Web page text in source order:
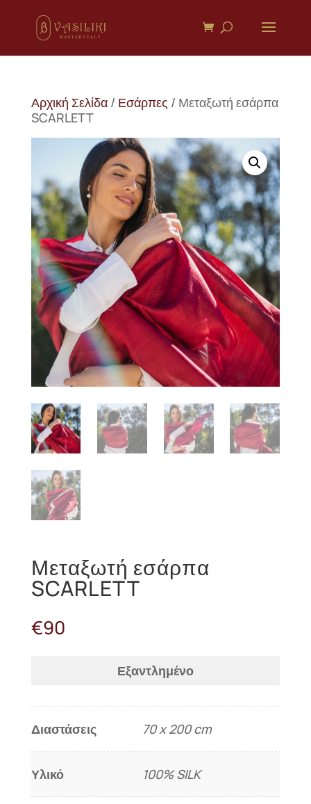
Αρχική Σελίδα/ Εσάρπες / Μεταξωτή εσάρπα
SCARLETT
Μεταξωτή εσάρπα
SCARLETT
€90
Εξαντλημένο
Διαστάσεις 70 x 200 cm
Υλικό 100% SILK